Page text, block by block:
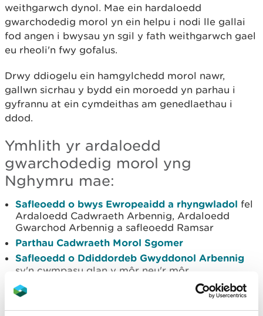
weithgarwch dynol. Mae ein hardaloedd
gwarchodedig morol yn ein helpu i nodi lle gallai
fod angen i bwysau yn sgil y fath weithgarwch gael
eu rheoli'n fwy gofalus.
Drwy ddiogelu ein hamgylchedd morol nawr,
gallwn sicrhau y bydd ein moroedd yn parhau i
gyfrannu at ein cymdeithas am genedlaethau i
ddod.
Ymhlith yr ardaloedd
gwarchodedig morol yng
Nghymru mae:
Safleoedd o bwys Ewropeaidd a rhyngwladol fel
Ardaloedd Cadwraeth Arbennig, Ardaloedd
Gwarchod Arbennig a safleoedd Ramsar
Parthau Cadwraeth Morol Sgomer
Safleoedd o Ddiddordeb Gwyddonol Arbennig
sy'n cwmpasu glan y môr neu'r môr
Sut y caiff yr ardaloedd